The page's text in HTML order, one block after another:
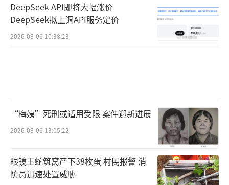
DeepSeek API即将大幅涨价
DeepSeek拟上调API服务定价
2026-08-06 10:38:23
“梅姨”死刑或适用受限 案件迎新进展
2026-08-06 13:05:22
眼镜王蛇筑窝产下38枚蛋 村民报警 消
防员迅速处置威胁